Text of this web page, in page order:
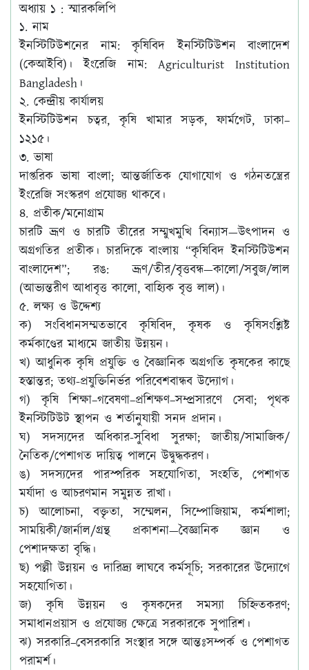
অধ্যায় ১ : স্মারকলিপি
১. নাম
ইনস্টিটিউশনের নাম:কৃষিবিদ ইনস্টিটিউশন বাংলাদেশ
(কেআইবি) । ইংরেজি নাম: Agriculturist Institution
Bangladesh।
২. কেন্দ্রীয় কার্যালয়
ইনস্টিটিউশন চত্বর, কৃষি খামার সড়ক, ফার্মগেট, ঢাকা–
১২১৫।
৩. ভাষা
দাপ্তরিক ভাষা বাংলা; আন্তর্জাতিক যোগাযোগ ও গঠনতন্ত্রের
ইংরেজি সংস্করণ প্রযোজ্য থাকবে।
৪. প্রতীক/মনোগ্রাম
চারটি ভ্রূণ ও চারটি তীরের সম্মুখমুখি বিন্যাস—উৎপাদন ও
অগ্রগতির প্রতীক। চারদিকে বাংলায় “কৃষিবিদ ইনস্টিটিউশন
বাংলাদেশ”; রঙ: ভ্রূণ/তীর/বৃত্তবন্ধ—কালো/সবুজ/লাল
(আভ্যন্তরীণ আধাবৃত্ত কালো, বাহ্যিক বৃত্ত লাল)।
৫. লক্ষ্য ও উদ্দেশ্য
ক) সংবিধানসম্মতভাবে কৃষিবিদ, কৃষক ও কৃষিসংশ্লিষ্ট
কর্মকাণ্ডের মাধ্যমে জাতীয় উন্নয়ন।
খ) আধুনিক কৃষি প্রযুক্তি ও বৈজ্ঞানিক অগ্রগতি কৃষকের কাছে
হস্তান্তর; তথ্য-প্রযুক্তিনির্ভর পরিবেশবান্ধব উদ্যোগ।
গ) কৃষি শিক্ষা–গবেষণা–প্রশিক্ষণ–সম্প্রসারণে সেবা; পৃথক
ইনস্টিটিউট স্থাপন ও শর্তানুযায়ী সনদ প্রদান।
ঘ) সদস্যদের অধিকার-সুবিধা সুরক্ষা; জাতীয়/সামাজিক/
নৈতিক/পেশাগত দায়িত্ব পালনে উদ্বুদ্ধকরণ।
ঙ) সদস্যদের পারস্পরিক সহযোগিতা, সংহতি, পেশাগত
মর্যাদা ও আচরণমান সমুন্নত রাখা।
চ) আলোচনা, বক্তৃতা, সম্মেলন, সিম্পোজিয়াম, কর্মশালা;
সাময়িকী/জার্নাল/গ্রন্থ প্রকাশনা—বৈজ্ঞানিক জ্ঞান ও
পেশাদক্ষতা বৃদ্ধি।
ছ) পল্লী উন্নয়ন ও দারিদ্র্য লাঘবে কর্মসূচি; সরকারের উদ্যোগে
সহযোগিতা।
জ) কৃষি উন্নয়ন ও কৃষকদের সমস্যা চিহ্নিতকরণ;
সমাধানপ্রয়াস ও প্রযোজ্য ক্ষেত্রে সরকারকে সুপারিশ।
ঝ) সরকারি–বেসরকারি সংস্থার সঙ্গে আন্তঃসম্পর্ক ও পেশাগত
পরামর্শ।